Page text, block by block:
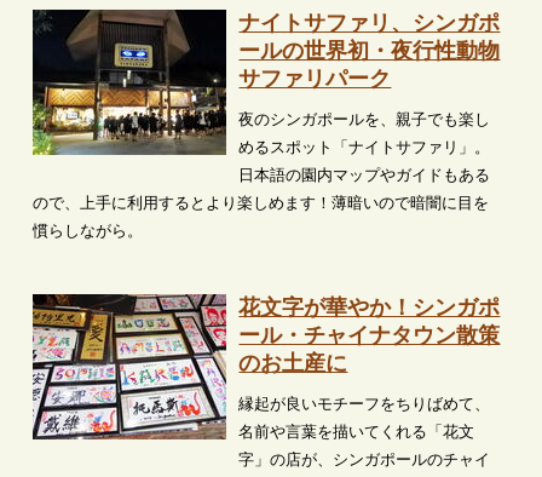
ナイトサファリ、シンガポ
ールの世界初・夜行性動物
サファリパーク
夜のシンガポールを、親子でも楽し
めるスポット「ナイトサファリ」。
日本語の園内マップやガイドもある
ので、上手に利用するとより楽しめます！薄暗いので暗闇に目を
慣らしながら。
花文字が華やか！シンガポ
ール・チャイナタウン散策
のお土産に
縁起が良いモチーフをちりばめて、
名前や言葉を描いてくれる「花文
字」の店が、シンガポールのチャイ